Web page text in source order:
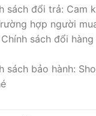
sách đổi trả: Cam
hợp người
sách đổi
sách bảo hành: